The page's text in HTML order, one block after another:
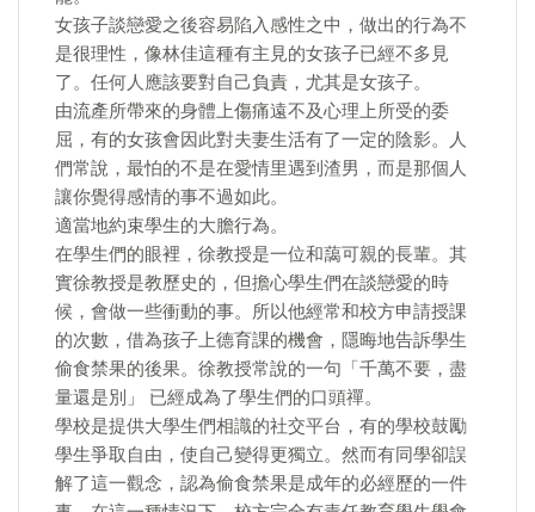
女孩子談戀愛之後容易陷入感性之中，做出的行為不
是很理性，像林佳這種有主見的女孩子已經不多見
了。任何人應該要對自己負責，尤其是女孩子。
由流產所帶來的身體上傷痛遠不及心理上所受的委
屈，有的女孩會因此對夫妻生活有了一定的陰影。人
們常說，最怕的不是在愛情里遇到渣男，而是那個人
讓你覺得感情的事不過如此。
適當地約束學生的大膽行為。
在學生們的眼裡，徐教授是一位和藹可親的長輩。其
實徐教授是教歷史的，但擔心學生們在談戀愛的時
候，會做一些衝動的事。所以他經常和校方申請授課
的次數，借為孩子上德育課的機會，隱晦地告訴學生
偷食禁果的後果。徐教授常說的一句「千萬不要，盡
量還是別」 已經成為了學生們的口頭禪。
學校是提供大學生們相識的社交平台，有的學校鼓勵
學生爭取自由，使自己變得更獨立。然而有同學卻誤
解了這一觀念，認為偷食禁果是成年的必經歷的一件